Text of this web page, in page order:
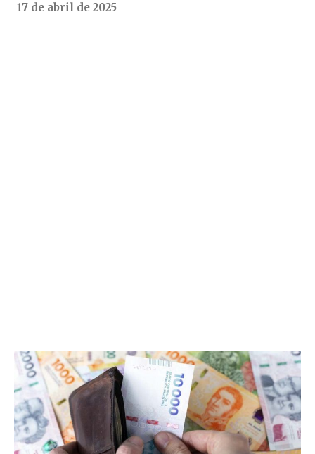
17 de abril de 2025